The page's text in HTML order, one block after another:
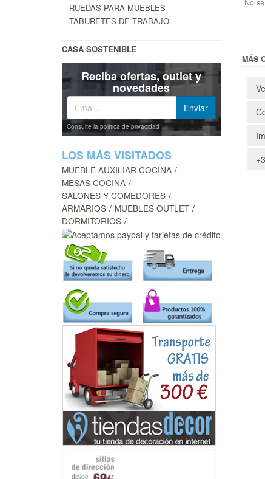
RUEDAS PARA MUEBLES
TABURETES DE TRABAJO
CASA SOSTENIBLE
Reciba ofertas, outlet y
novedades
Consulte la política de privacidad
LOS MÁS VISITADOS
MUEBLE AUXILIAR COCINA
MESAS COCINA
SALONES Y COMEDORES
ARMARIOS
MUEBLES OUTLET
DORMITORIOS
No
MÁS